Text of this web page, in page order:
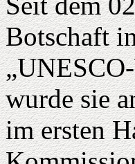
Botschaft
wurde sie
im ersten